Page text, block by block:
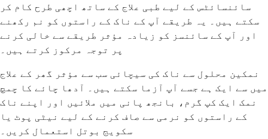
سائنسائٹس کے لیے طبی علاج کے ساتھ اچھی طرح کام کر
سکتے ہیں۔ یہ طریقے آپ کے ناک کے راستوں کو نم رکھنے
اور آپ کے سائنسز کو زیادہ مؤثر طریقے سے خالی کرنے
پر توجہ مرکوز کرتے ہیں۔
نمکین محلول سے ناک کی سیچائی سب سے مؤثر گھر کے علاج
میں سے ایک ہے جسے آپ آزما سکتے ہیں۔ آدھا چائے کا چمچ
نمک ایک کپ گرم، بانجھ پانی میں ملائیں اور اپنے ناک
کے راستوں کو نرمی سے صاف کرنے کے لیے نیٹی پوٹ یا
سکویج بوتل استعمال کریں۔